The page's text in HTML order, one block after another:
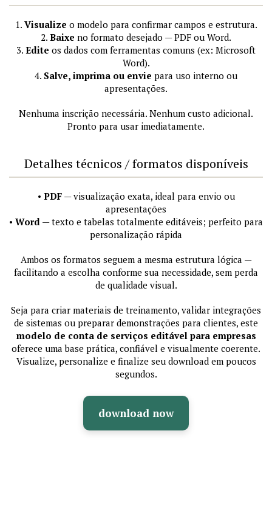
1. Visualize o modelo para confirmar campos e estrutura.
2. Baixe no formato desejado — PDF ou Word.
3. Edite os dados com ferramentas comuns (ex: Microsoft
Word).
4. Salve, imprima ou envie para uso interno ou
apresentações.
Nenhuma inscrição necessária. Nenhum custo adicional.
Pronto para usar imediatamente.
Detalhes técnicos / formatos disponíveis
• PDF— visualização exata, ideal para envio ou
apresentações
• Word — texto e tabelas totalmente editáveis; perfeito para
personalização rápida
Ambos os formatos seguem a mesma estrutura lógica —
facilitando a escolha conforme sua necessidade, sem perda
de qualidade visual.
Seja para criar materiais de treinamento, validar integrações
de sistemas ou preparar demonstrações para clientes, este
modelo de conta de serviços editável para empresas
oferece uma base prática, confiável e visualmente coerente.
Visualize, personalize e finalize seu download em poucos
segundos.
download now